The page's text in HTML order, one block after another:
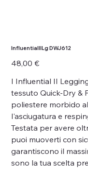
InfluentialIILg DWJ612
Prezzo
48,00 €
I Influential II
tessuto Quick-Dry &
poliestere morbido
l'asciugatura e
Testata per avere
puoi muoverti con
garantiscono il
sono la tua scelta